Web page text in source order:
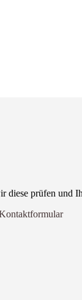
prüfen und